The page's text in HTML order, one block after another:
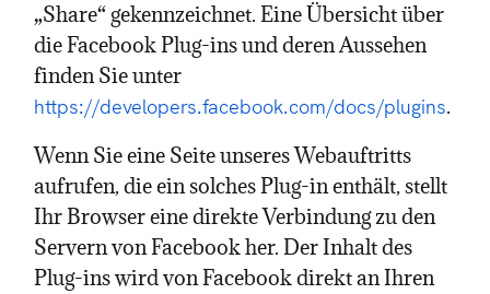
„Share“ gekennzeichnet. Eine Übersicht über
die Facebook Plug-ins und deren Aussehen
finden Sie unter
https://developers.facebook.com/docs/plugins.
Wenn Sie eine Seite unseres Webauftritts
aufrufen, die ein solches Plug-in enthält, stellt
Ihr Browser eine direkte Verbindung zu den
Servern von Facebook her. Der Inhalt des
Plug-ins wird von Facebook direkt an Ihren